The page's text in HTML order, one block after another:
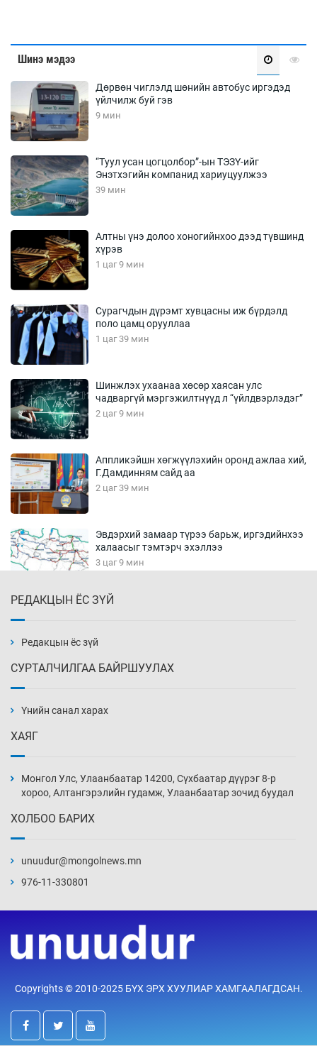
Шинэ мэдээ
Дөрвөн чиглэлд шөнийн автобус иргэдэд
үйлчилж буй гэв
9 мин
“Туул усан цогцолбор”-ын ТЭЗҮ-ийг
Энэтхэгийн компанид хариуцуулжээ
39 мин
Алтны үнэ долоо хоногийнхоо дээд түвшинд
хүрэв
1 цаг 9 мин
Сурагчдын дүрэмт хувцасны иж бүрдэлд
поло цамц орууллаа
1 цаг 39 мин
Шинжлэх ухаанаа хөсөр хаясан улс
чадваргүй мэргэжилтнүүд л “үйлдвэрлэдэг”
2 цаг 9 мин
Аппликэйшн хөгжүүлэхийн оронд ажлаа хий,
Г.Дамдинням сайд аа
2 цаг 39 мин
Эвдэрхий замаар түрээ барьж, иргэдийнхээ
халаасыг тэмтэрч эхэллээ
3 цаг 9 мин
19 цаг 9 мин
19 цаг 39 мин
20 цаг 9 мин
20 цаг 9 мин
өрсөлдөх нь
20 цаг 39 мин
РЕДАКЦЫН ЁС ЗҮЙ
Редакцын ёс зүй
СУРТАЛЧИЛГАА БАЙРШУУЛАХ
Үнийн санал харах
ХАЯГ
Монгол Улс, Улаанбаатар 14200, Сүхбаатар дүүрэг 8-р
хороо, Алтангэрэлийн гудамж, Улаанбаатар зочид буудал
ХОЛБОО БАРИХ
unuudur@mongolnews.mn
976-11-330801
Copyrights © 2010-2025 БҮХ ЭРХ ХУУЛИАР ХАМГААЛАГДСАН.